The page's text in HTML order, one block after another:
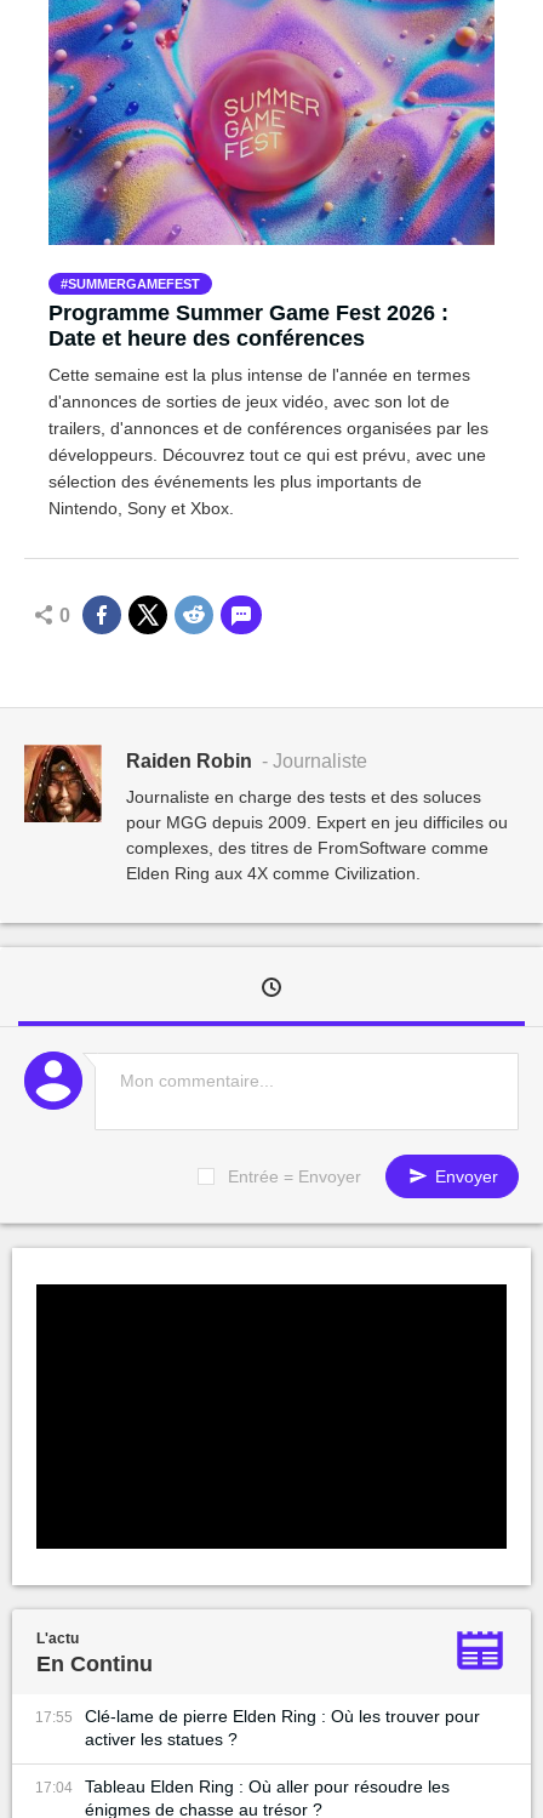
SUMMERGAMEFEST
Programme Summer Game Fest 2026 :
Date et heure des conférences
Cette semaine est la plus intense de l'année en termes
d'annonces de sorties de jeux vidéo, avec son lot de
trailers, d'annonces et de conférences organisées par les
développeurs. Découvrez tout ce qui est prévu, avec une
sélection des événements les plus importants de
Nintendo, Sony et Xbox.
0
Raiden Robin - Journaliste
Journaliste en charge des tests et des soluces
pour MGG depuis 2009. Expert en jeu difficiles ou
complexes, des titres de FromSoftware comme
Elden Ring aux 4X comme Civilization.
Entrée = Envoyer Envoyer
L'actu
En Continu
17:55
Clé-lame de pierre Elden Ring : Où les trouver pour
activer les statues ?
17:04
Tableau Elden Ring : Où aller pour résoudre les
énigmes de chasse au trésor ?